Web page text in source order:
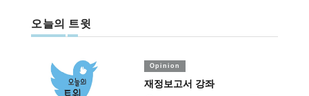
오늘의 트윗
Opinion
재정보고서 강좌